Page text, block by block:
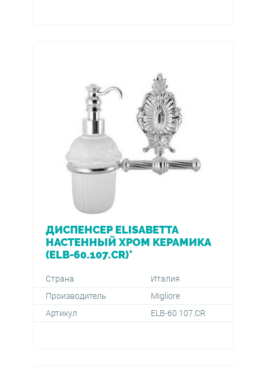
ДИСПЕНСЕР ELISABETTA
НАСТЕННЫЙ ХРОМ КЕРАМИКА
(ELB-60.107.СR)*
Страна
Италия
Производитель
Migliore
Артикул
ELB-60.107.СR